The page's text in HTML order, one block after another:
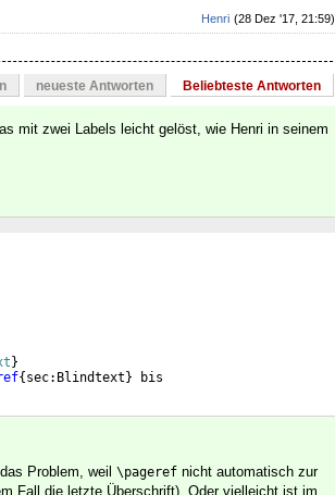
(28 Dez '17, 21:59)
Henri
neueste Antworten Beliebteste Antworten
mit zwei Labels leicht gelöst, wie Henri in seinem
}
{ sec:Blindtext } bis
Problem, weil \pageref nicht automatisch zur
Fall die letzte Überschrift). Oder vielleicht ist im